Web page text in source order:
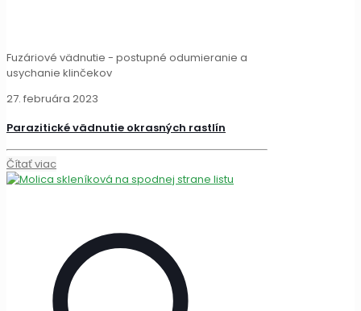
Fuzáriové vädnutie - postupné odumieranie a
usychanie klinčekov
27. februára 2023
Parazitické vädnutie okrasných rastlín
Čítať viac